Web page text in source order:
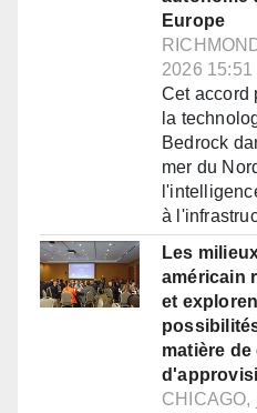
Europe
2026 15:51
Cet accord
la
Bedrock
mer du
à
Les
américain
et
matière de
CHICAGO,